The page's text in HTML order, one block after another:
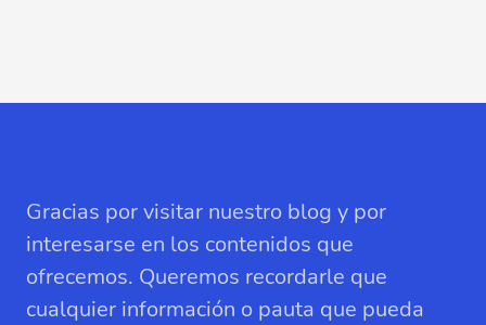
Gracias por visitar nuestro blog y por
interesarse en los contenidos que
ofrecemos. Queremos recordarle que
cualquier información o pauta que pueda